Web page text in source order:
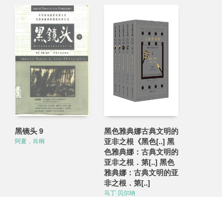
黑镜头 9
阿夏，肖桐
黑色雅典娜古典文明的
亚非之根《黑色[..] 黑
色雅典娜：古典文明的
亚非之根．第[..] 黑色
雅典娜：古典文明的亚
非之根．第[..]
马丁·贝尔纳